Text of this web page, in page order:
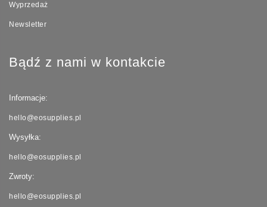
Wyprzedaż
Newsletter
Bądź z nami w kontakcie
Informacje:
hello@eosupplies.pl
Wysyłka:
hello@eosupplies.pl
Zwroty:
hello@eosupplies.pl